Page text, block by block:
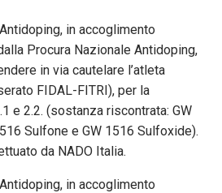
in accoglimento
Procura Nazionale Antidoping,
in via cautelare l’atleta
FIDAL-FITRI), per la
e 2.2. (sostanza riscontrata: GW
Sulfone e GW 1516 Sulfoxide).
da NADO Italia.
in accoglimento